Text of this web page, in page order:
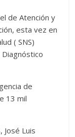
de Atención y
esta vez en
( SNS)
de
13 mil
José Luis